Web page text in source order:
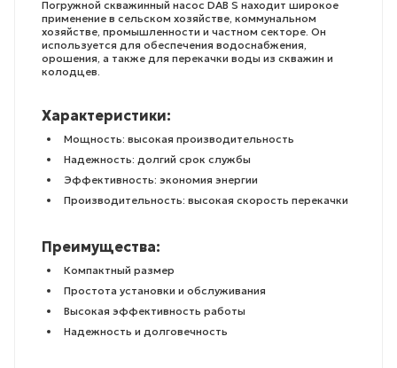
Погружной скважинный насос DAB S находит широкое
применение в сельском хозяйстве, коммунальном
хозяйстве, промышленности и частном секторе. Он
используется для обеспечения водоснабжения,
орошения, а также для перекачки воды из скважин и
колодцев.
Характеристики:
Мощность: высокая производительность
Надежность: долгий срок службы
Эффективность: экономия энергии
Производительность: высокая скорость перекачки
Преимущества:
Компактный размер
Простота установки и обслуживания
Высокая эффективность работы
Надежность и долговечность